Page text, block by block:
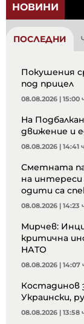
НОВИНИ
ПОСЛЕДНИ
Покушения
под прицел
08.08.2026 | 15:00
На
движение и
08.08.2026 | 14:41
Сметната
на интереси
одити са
08.08.2026 | 14:23
Мирчев:
критична
НАТО
08.08.2026 | 14:07
Костадинов
Украински,
08.08.2026 | 13:58